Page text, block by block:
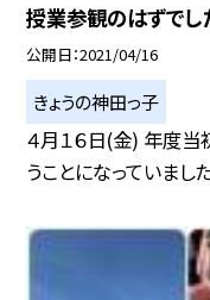
授業参観のはずでし
公開日 2021/04/16
きょうの神田っ子
４月１６日(金) 年度
うことになっていまし